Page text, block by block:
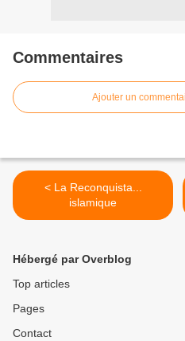
Commentaires
Ajouter un
< La Reconquista...
islamique
Hébergé par Overblog
Top articles
Pages
Contact